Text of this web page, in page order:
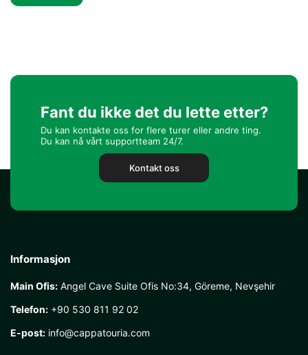
Fant du ikke det du lette etter?
Du kan kontakte oss for flere turer eller andre ting.
Du kan nå vårt supportteam 24/7.
Kontakt oss
Informasjon
Main Ofis: Angel Cave Suite Ofis No:34, Göreme, Nevşehir
Telefon: +90 530 811 92 02
E-post: info@cappatouria.com